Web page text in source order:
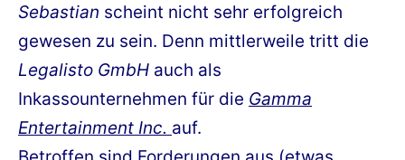
Sebastian scheint nicht sehr erfolgreich
gewesen zu sein. Denn mittlerweile tritt die
Legalisto GmbH auch als
Inkassounternehmen für die Gamma
Entertainment Inc. auf.